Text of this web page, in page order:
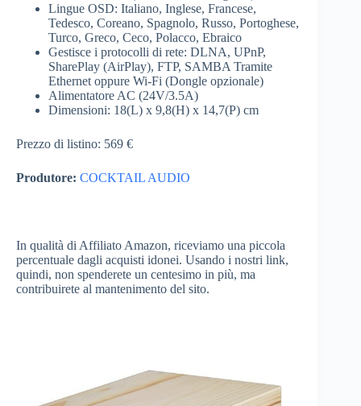
Lingue OSD: Italiano, Inglese, Francese,
Tedesco, Coreano, Spagnolo, Russo, Portoghese,
Turco, Greco, Ceco, Polacco, Ebraico
Gestisce i protocolli di rete: DLNA, UPnP,
SharePlay (AirPlay), FTP, SAMBA Tramite
Ethernet oppure Wi-Fi (Dongle opzionale)
Alimentatore AC (24V/3.5A)
Dimensioni: 18(L) x 9,8(H) x 14,7(P) cm
Prezzo di listino: 569 €
Produtore: COCKTAIL AUDIO
In qualità di Affiliato Amazon, riceviamo una piccola
percentuale dagli acquisti idonei. Usando i nostri link,
quindi, non spenderete un centesimo in più, ma
contribuirete al mantenimento del sito.